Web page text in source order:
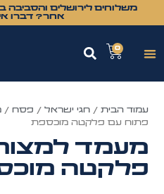
משלוחים לירושלים והסביבה
אחר? דברו
0
עמוד הבית / חגי ישראל / פסח /
פתוח עם פלקטה מוכספת
מעמד
פלקטה